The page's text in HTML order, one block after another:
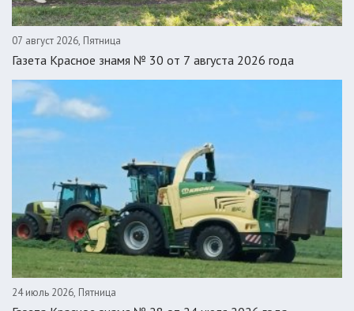
07 август 2026, Пятница
Газета Красное знамя № 30 от 7 августа 2026 года
24 июль 2026, Пятница